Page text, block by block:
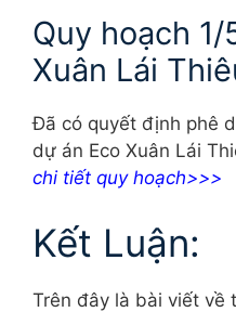
Quy hoạch
Xuân Lái
Đã có quyết định phê
dự án Eco Xuân Lái
chi tiết quy hoạch>>>
Kết Luận:
Trên đây là bài viết về